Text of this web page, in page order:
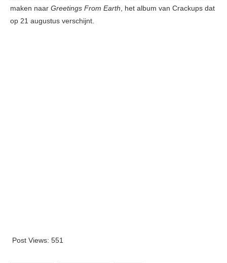
maken naar Greetings From Earth, het album van Crackups dat
op 21 augustus verschijnt.
Post Views: 551